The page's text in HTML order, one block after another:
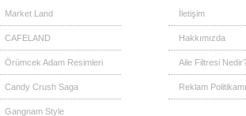
Market Land
CAFELAND
Örümcek Adam Resimleri
Candy Crush Saga
Gangnam Style
İletişim
Hakkımızda
Aile Filtresi
Reklam